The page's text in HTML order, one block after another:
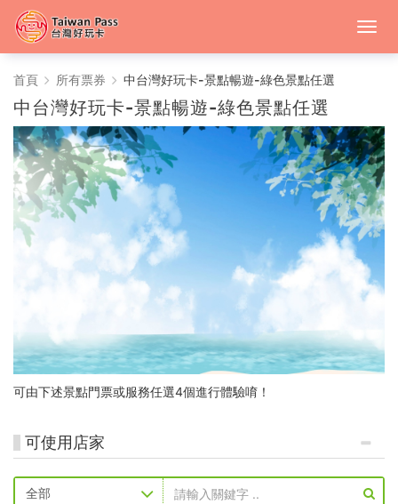
中
台
灣
好
玩
首頁 所有票券 中台灣好玩卡-景點暢遊-綠色景點任選
中台灣好玩卡-景點暢遊-綠色景點任選
可由下述景點門票或服務任選4個進行體驗唷！
可使用店家